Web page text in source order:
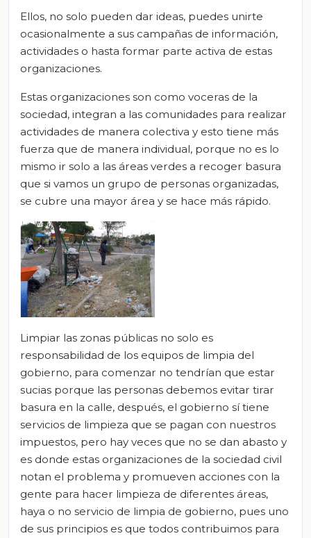
Ellos, no solo pueden dar ideas, puedes unirte
ocasionalmente a sus campañas de información,
actividades o hasta formar parte activa de estas
organizaciones.
Estas organizaciones son como voceras de la
sociedad, integran a las comunidades para realizar
actividades de manera colectiva y esto tiene más
fuerza que de manera individual, porque no es lo
mismo ir solo a las áreas verdes a recoger basura
que si vamos un grupo de personas organizadas,
se cubre una mayor área y se hace más rápido.
Limpiar las zonas públicas no solo es
responsabilidad de los equipos de limpia del
gobierno, para comenzar no tendrían que estar
sucias porque las personas debemos evitar tirar
basura en la calle, después, el gobierno sí tiene
servicios de limpieza que se pagan con nuestros
impuestos, pero hay veces que no se dan abasto y
es donde estas organizaciones de la sociedad civil
notan el problema y promueven acciones con la
gente para hacer limpieza de diferentes áreas,
haya o no servicio de limpia de gobierno, pues uno
de sus principios es que todos contribuimos para